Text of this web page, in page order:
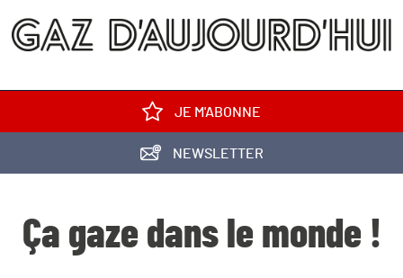
JE M'ABONNE
NEWSLETTER
Ça gaze dans le monde !